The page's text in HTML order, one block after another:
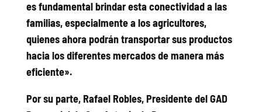
es fundamental brindar esta conectividad a las
familias, especialmente a los agricultores,
quienes ahora podrán transportar sus productos
hacia los diferentes mercados de manera más
eficiente».
Por su parte, Rafael Robles, Presidente del GAD